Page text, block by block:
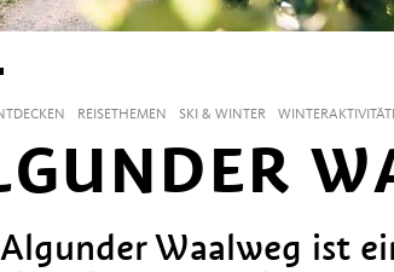
REISETHEMEN SKI & WINTER
Waalweg ist